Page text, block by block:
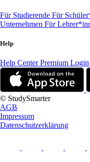
Für Studierende Für
Unternehmen Für
Help
Help CenterPremium Login
© StudySmarter
AGB
Impressum
Datenschutzerklärung